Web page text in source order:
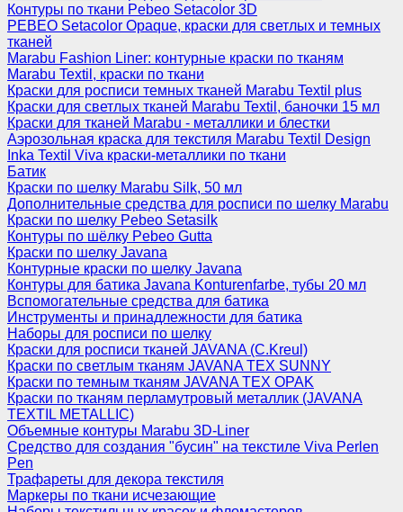
Контуры по ткани Pebeo Setacolor 3D
PEBEO Setacolor Opaque, краски для светлых и темных
тканей
Marabu Fashion Liner: контурные краски по тканям
Marabu Textil, краски по ткани
Краски для росписи темных тканей Marabu Textil plus
Краски для светлых тканей Marabu Textil, баночки 15 мл
Краски для тканей Marabu - металлики и блестки
Аэрозольная краска для текстиля Marabu Textil Design
Inka Textil Viva краски-металлики по ткани
Батик
Краски по шелку Marabu Silk, 50 мл
Дополнительные средства для росписи по шелку Marabu
Краски по шелку Pebeo Setasilk
Контуры по шёлку Pebeo Gutta
Краски по шелку Javana
Контурные краски по шелку Javana
Контуры для батика Javana Konturenfarbe, тубы 20 мл
Вспомогательные средства для батика
Инструменты и принадлежности для батика
Наборы для росписи по шелку
Краски для росписи тканей JAVANA (C.Kreul)
Краски по светлым тканям JAVANA TEX SUNNY
Краски по темным тканям JAVANA TEX OPAK
Краски по тканям перламутровый металлик (JAVANA
TEXTIL METALLIC)
Объемные контуры Marabu 3D-Liner
Средство для создания "бусин" на текстиле Viva Perlen
Pen
Трафареты для декора текстиля
Маркеры по ткани исчезающие